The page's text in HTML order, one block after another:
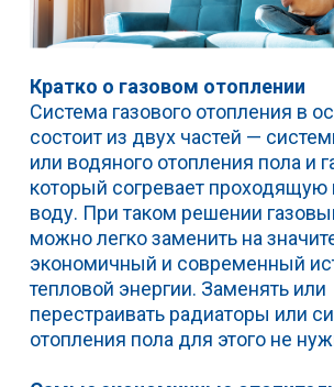
Кратко о газовом отоплении
Система газового отопления в
состоит из двух частей —
или водяного отопления пола и
который согревает проходящую
воду. При таком решении
можно легко заменить на
экономичный и современный
тепловой энергии. Заменять или
перестраивать радиаторы или
отопления пола для этого не